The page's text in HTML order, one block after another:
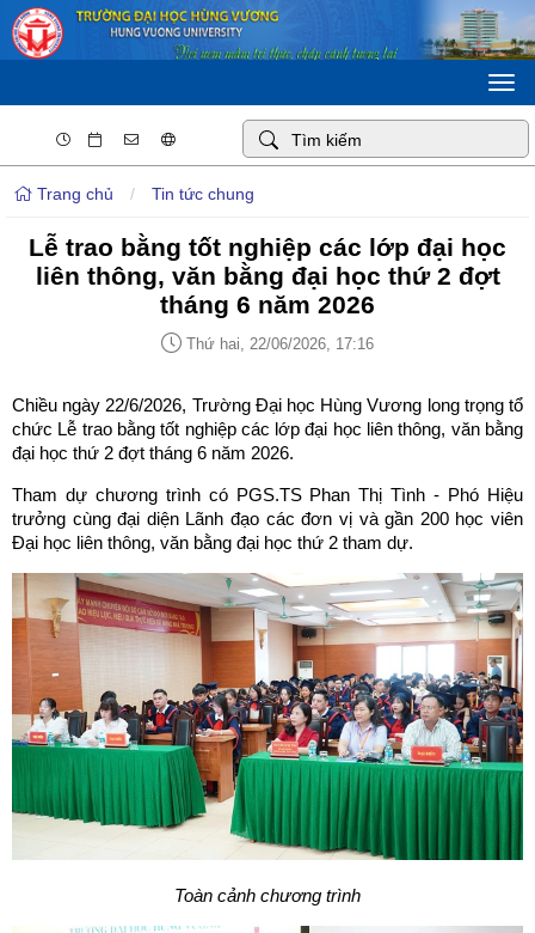
Trang chủ / Tin tức chung
Lễ trao bằng tốt nghiệp các lớp đại học
liên thông, văn bằng đại học thứ 2 đợt
tháng 6 năm 2026
Thứ hai, 22/06/2026, 17:16
Chiều ngày 22/6/2026, Trường Đại học Hùng Vương long trọng tổ
chức Lễ trao bằng tốt nghiệp các lớp đại học liên thông, văn bằng
đại học thứ 2 đợt tháng 6 năm 2026.
Tham dự chương trình có PGS.TS Phan Thị Tình - Phó Hiệu
trưởng cùng đại diện Lãnh đạo các đơn vị và gần 200 học viên
Đại học liên thông, văn bằng đại học thứ 2 tham dự.
Toàn cảnh chương trình